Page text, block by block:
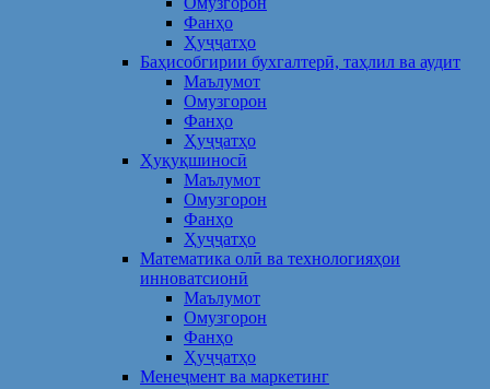
Фанҳо
Ҳуҷҷатҳо
Баҳисобгирии бухгалтерӣ, таҳлил ва аудит
Маълумот
Омузгорон
Фанҳо
Ҳуҷҷатҳо
Ҳуқуқшиносӣ
Маълумот
Омузгорон
Фанҳо
Ҳуҷҷатҳо
Математика олӣ ва технологияҳои
инноватсионӣ
Маълумот
Омузгорон
Фанҳо
Ҳуҷҷатҳо
Менеҷмент ва маркетинг